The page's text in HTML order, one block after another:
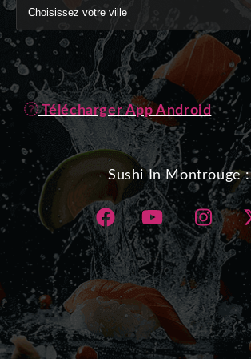
Télécharger App Android
Sushi In Montrouge :